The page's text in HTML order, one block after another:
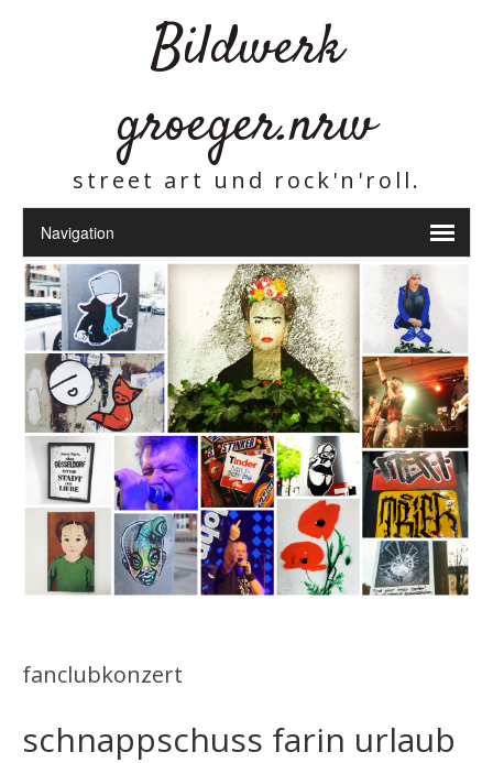
Bildwerk
groeger.nrw
street art und rock'n'roll.
fanclubkonzert
schnappschuss farin urlaub